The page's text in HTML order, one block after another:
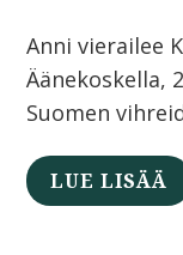
Anni vierailee
Äänekoskella,
Suomen
LUE LISÄÄ